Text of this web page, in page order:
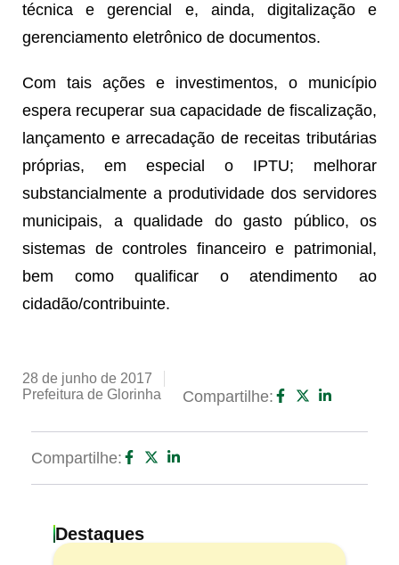
técnica e gerencial e, ainda, digitalização e
gerenciamento eletrônico de documentos.
Com tais ações e investimentos, o município
espera recuperar sua capacidade de fiscalização,
lançamento e arrecadação de receitas tributárias
próprias, em especial o IPTU; melhorar
substancialmente a produtividade dos servidores
municipais, a qualidade do gasto público, os
sistemas de controles financeiro e patrimonial,
bem como qualificar o atendimento ao
cidadão/contribuinte.
28 de junho de 2017
Prefeitura de Glorinha
Compartilhe:
Compartilhe:
Destaques